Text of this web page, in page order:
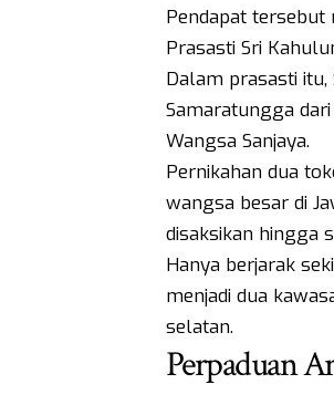
Pendapat tersebut
Prasasti Sri
Dalam prasasti
Samaratungga
Wangsa Sanjaya.
Pernikahan dua
wangsa besar di
disaksikan hingga
Hanya berjarak
menjadi dua
selatan.
Perpaduan